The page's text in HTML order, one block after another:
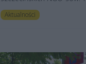
Aktualności